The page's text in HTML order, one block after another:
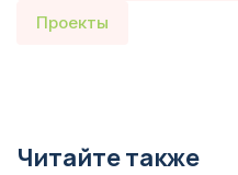
Проекты
Читайте также